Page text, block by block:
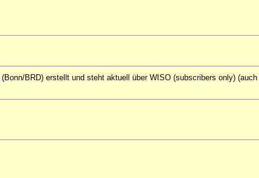
(Bonn/BRD) erstellt und steht aktuell über WISO (subscribers only) (auch